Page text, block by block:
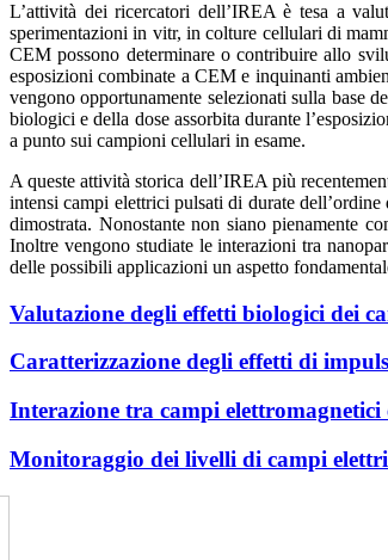
L’attività dei ricercatori dell’IREA è tesa a
sperimentazioni in vitr, in colture cellulari di
CEM possono determinare o contribuire allo
esposizioni combinate a CEM e inquinanti
vengono opportunamente selezionati sulla base
biologici e della dose assorbita durante
a punto sui campioni cellulari in esame.
A queste attività storica dell’IREA più
intensi campi elettrici pulsati di durate
dimostrata. Nonostante non siano pienamente
Inoltre vengono studiate le interazioni tra
delle possibili applicazioni un aspetto
Valutazione degli effetti biologici dei
Caratterizzazione degli effetti di
Interazione tra campi elettromagnetici
Monitoraggio dei livelli di campi